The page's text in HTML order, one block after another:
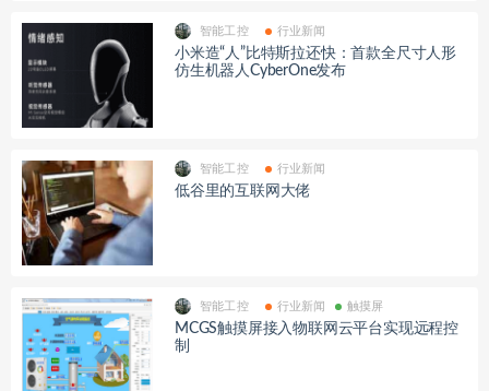
智能工控 行业新闻
小米造“人”比特斯拉还快：首款全尺寸人形
仿生机器人CyberOne发布
智能工控 行业新闻
低谷里的互联网大佬
智能工控 行业新闻 触摸屏
MCGS触摸屏接入物联网云平台实现远程控
制